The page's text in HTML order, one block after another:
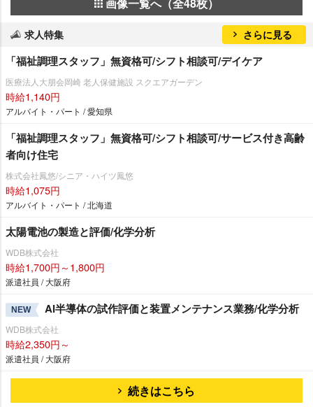
画像一覧へ（全48枚）
求人特集 さらに見る
「福祉調理スタッフ」無資格可/シフト相談可/デイケア
医療法人大朋会岡崎 老人保健施設 スクエアガーデン
時給1,140円
アルバイト・パート / 愛知県
「福祉調理スタッフ」無資格可/シフト相談可/サービス付き高齢
者向け住宅
株式会社鳳悠/シニア・ハイツ鳳悠
時給1,075円
アルバイト・パート / 北海道
太陽電池の製造と評価/化学分析
WDB株式会社
時給1,700円～1,800円
派遣社員 / 大阪府
NEW AI半導体の試作評価と装置メンテナンス業務/化学分析
WDB株式会社
時給2,350円～
派遣社員 / 大阪府
続きはこちら